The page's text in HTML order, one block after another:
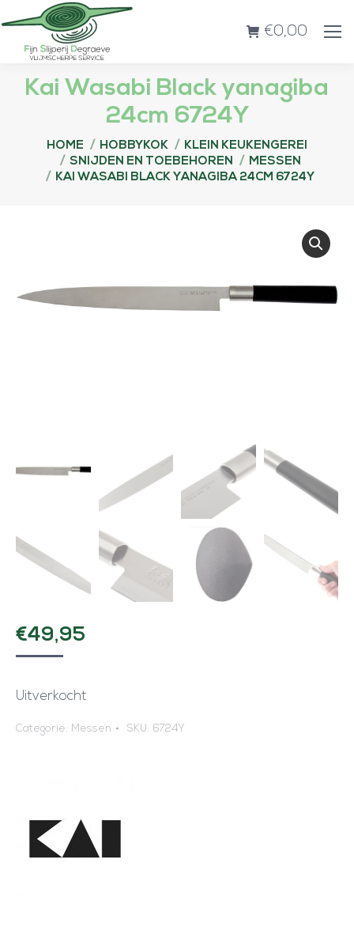
€0,00
Kai Wasabi Black yanagiba
24cm 6724Y
Je bent hier:
HOME HOBBYKOK
KLEIN KEUKENGEREI
SNIJDEN EN TOEBEHOREN
MESSEN
KAI WASABI BLACK YANAGIBA 24CM 6724Y
€49,95
Uitverkocht
Categorie: Messen SKU: 6724Y